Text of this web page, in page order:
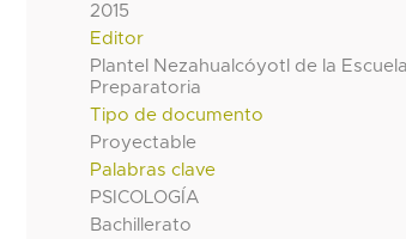
2015
Editor
Plantel Nezahualcóyotl de la
Preparatoria
Tipo de documento
Proyectable
Palabras clave
PSICOLOGÍA
Bachillerato